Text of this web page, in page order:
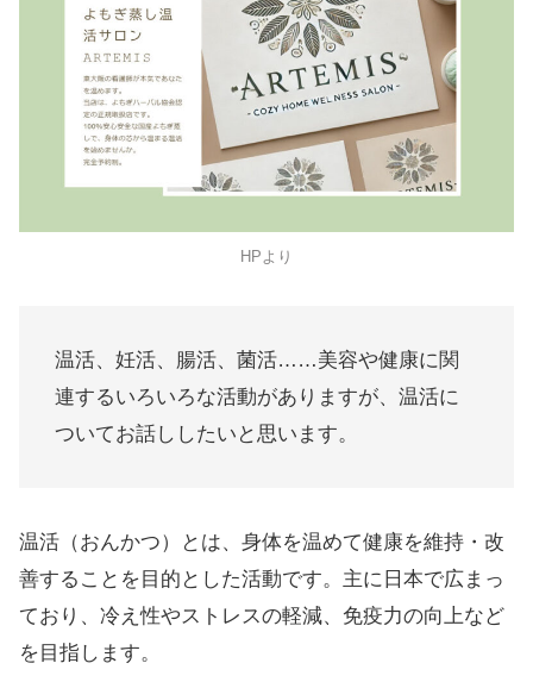
HPより
温活、妊活、腸活、菌活……美容や健康に関
連するいろいろな活動がありますが、温活に
ついてお話ししたいと思います。
温活（おんかつ）とは、身体を温めて健康を維持・改
善することを目的とした活動です。主に日本で広まっ
ており、冷え性やストレスの軽減、免疫力の向上など
を目指します。